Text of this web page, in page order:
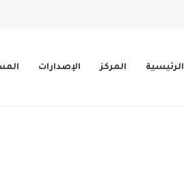
الرئيسية المركز الإصدارات